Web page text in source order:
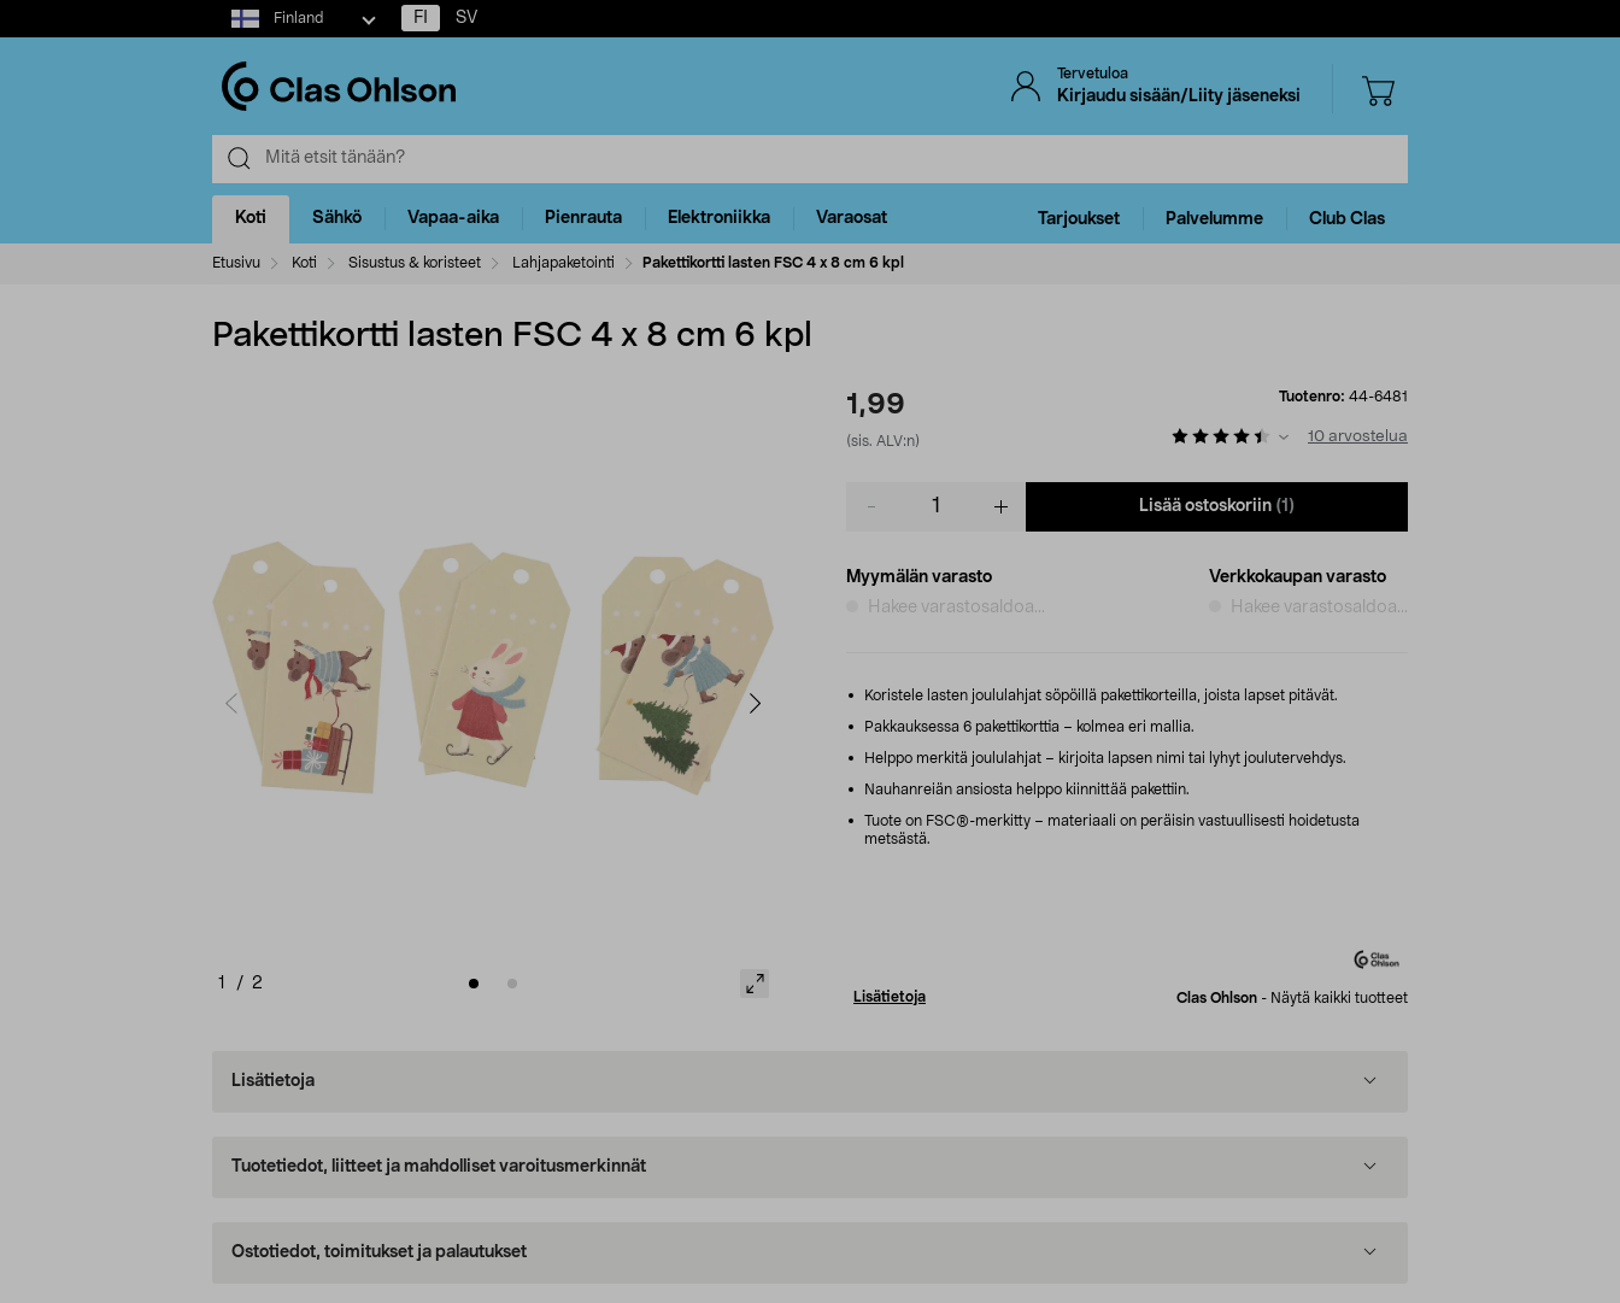
Select
market
Finland FI SV
Tervetuloa
Kirjaudu sisään/Liity jäseneksi
Koti Sähkö Vapaa-aika Pienrauta Elektroniikka Varaosat Tarjoukset Palvelumme Club Clas
Etusivu Koti Sisustus & koristeet Lahjapaketointi Pakettikortti lasten FSC 4 x 8 cm 6 kpl
Pakettikortti lasten FSC 4 x 8 cm 6 kpl
1 / 2
1,99
(sis. ALV:n)
Tuotenro: 44-6481
10 arvostelua
Lisää ostoskoriin (1)
Myymälän varasto
Hakee varastosaldoa...
Verkkokaupan varasto
Hakee varastosaldoa...
Koristele lasten joululahjat söpöillä pakettikorteilla, joista lapset pitävät.
Pakkauksessa 6 pakettikorttia – kolmea eri mallia.
Helppo merkitä joululahjat – kirjoita lapsen nimi tai lyhyt joulutervehdys.
Nauhanreiän ansiosta helppo kiinnittää pakettiin.
Tuote on FSC®-merkitty – materiaali on peräisin vastuullisesti hoidetusta
metsästä.
Lisätietoja Clas Ohlson - Näytä kaikki tuotteet
Lisätietoja
Tuotetiedot, liitteet ja mahdolliset varoitusmerkinnät
Ostotiedot, toimitukset ja palautukset